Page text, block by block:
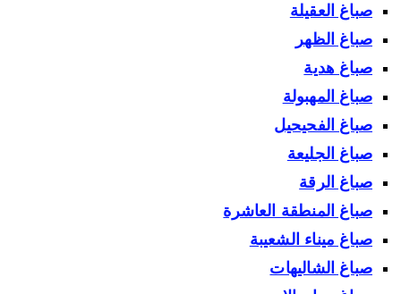
صباغ العقيلة
صباغ الظهر
صباغ هدية
صباغ المهبولة
صباغ الفحيحيل
صباغ الجليعة
صباغ الرقة
صباغ المنطقة العاشرة
صباغ ميناء الشعيبة
صباغ الشاليهات